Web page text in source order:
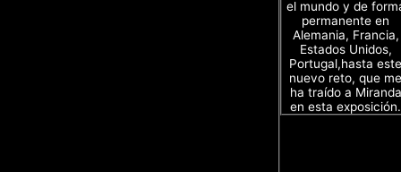
el mundo y de
permanente en
Alemania, Francia,
Estados Unidos,
Portugal,hasta este
nuevo reto, que me
ha traído a Miranda
en esta exposición.